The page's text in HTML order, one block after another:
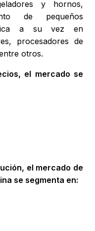
y hornos,
de pequeños
a su vez en
procesadores de
otros.
el mercado se
el mercado de
se segmenta en: